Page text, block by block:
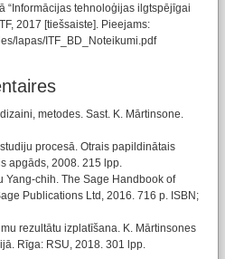
“Informācijas tehnoloģijas ilgtspējīgai
2017 [tiešsaiste]. Pieejams:
lapas/ITF_BD_Noteikumi.pdf
metodes. Sast. K. Mārtinsone.
procesā. Otrais papildinātais
apgāds, 2008. 215 lpp.
Yang-chih. The Sage Handbook of
Publications Ltd, 2016. 716 p. ISBN;
rezultātu izplatīšana. K. Mārtinsones
Rīga: RSU, 2018. 301 lpp.